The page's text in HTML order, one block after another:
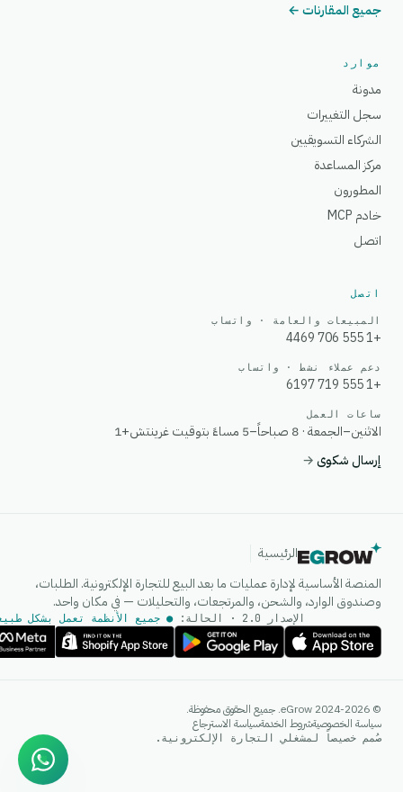
جميع المقارنات ←
موارد
مدونة
سجل التغييرات
الشركاء التسويقيين
مركز المساعدة
المطورون
خادم MCP
اتصل
اتصل
المبيعات والعامة · واتساب
+1 555 706 4469
دعم عملاء نشط · واتساب
+1 555 719 6197
ساعات العمل
الاثنين–الجمعة · 8 صباحاً–5 مساءً بتوقيت غرينتش+1
إرسال شكوى→
الرئيسية
المنصة الأساسية لإدارة عمليات ما بعد البيع للتجارة الإلكترونية. الطلبات،
وصندوق الوارد، والشحن، والمرتجعات، والتحليلات — في مكان واحد.
الإصدار 2.0 · الحالة: ● جميع الأنظمة تعمل بشكل
© 2024-2026 eGrow. جميع الحقوق محفوظة.
سياسة الخصوصيةشروط الخدمةسياسة الاسترجاع
صُمم خصيصاً لمشغلي التجارة الإلكترونية.
إجابات فورية على واتساب